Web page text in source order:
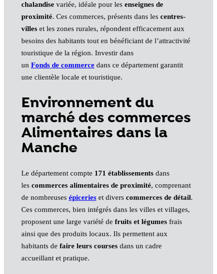
chalandisevariée, idéale pour les enseignes de
proximité. Ces commerces, présents dans les centres-
villeset les zones rurales, répondent efficacement aux
besoins des habitants tout en bénéficiant de l’attractivité
touristique de la région. Investir dans
un Fonds de commercedans ce département garantit
une clientèle locale et touristique.
Environnement du
marché des commerces
Alimentaires dans la
Manche
Le département compte 171 établissementsdans
les commerces alimentaires de proximité, comprenant
de nombreuses épicerieset divers commerces de détail.
Ces commerces, bien intégrés dans les villes et villages,
proposent une large variété de fruits et légumesfrais
ainsi que des produits locaux. Ils permettent aux
habitants de faire leurs coursesdans un cadre
accueillant et pratique.